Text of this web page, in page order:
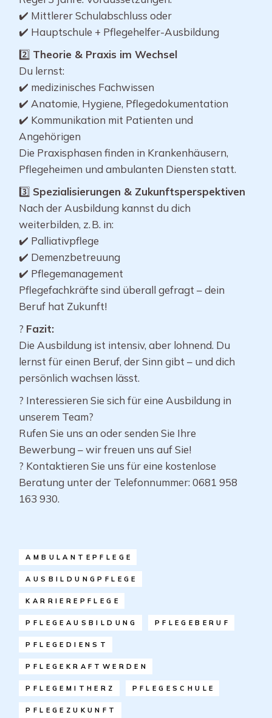
✔️ Mittlerer Schulabschluss oder
✔️ Hauptschule + Pflegehelfer-Ausbildung
2️⃣ Theorie & Praxis im Wechsel
Du lernst:
✔️ medizinisches Fachwissen
✔️ Anatomie, Hygiene, Pflegedokumentation
✔️ Kommunikation mit Patienten und
Angehörigen
Die Praxisphasen finden in Krankenhäusern,
Pflegeheimen und ambulanten Diensten statt.
3️⃣ Spezialisierungen & Zukunftsperspektiven
Nach der Ausbildung kannst du dich
weiterbilden, z. B. in:
✔️ Palliativpflege
✔️ Demenzbetreuung
✔️ Pflegemanagement
Pflegefachkräfte sind überall gefragt – dein
Beruf hat Zukunft!
? Fazit:
Die Ausbildung ist intensiv, aber lohnend. Du
lernst für einen Beruf, der Sinn gibt – und dich
persönlich wachsen lässt.
? Interessieren Sie sich für eine Ausbildung in
unserem Team?
Rufen Sie uns an oder senden Sie Ihre
Bewerbung – wir freuen uns auf Sie!
? Kontaktieren Sie uns für eine kostenlose
Beratung unter der Telefonnummer: 0681 958
163 930.
AMBULANTEPFLEGE
AUSBILDUNGPFLEGE
KARRIEREPFLEGE
PFLEGEAUSBILDUNG PFLEGEBERUF
PFLEGEDIENST
PFLEGEKRAFTWERDEN
PFLEGEMITHERZ PFLEGESCHULE
PFLEGEZUKUNFT